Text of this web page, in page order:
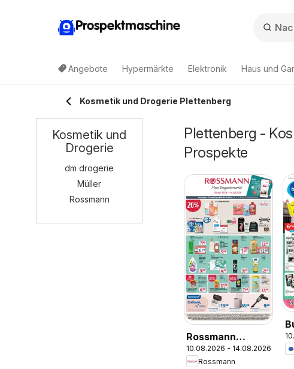
Prospektmaschine
Angebote Hypermärkte Elektronik Haus und
Kosmetik und Drogerie Plettenberg
Plettenberg -
Prospekte
Rossmann
Prospekt
10.08.2026 - 14.08.2026
Rossmann
Kosmetik und
Drogerie
dm drogerie
Müller
Rossmann